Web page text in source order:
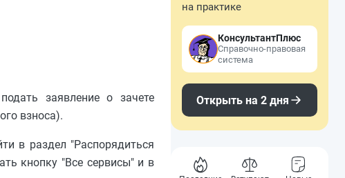
заявление о зачете
взноса).
в раздел "Распорядиться
кнопку "Все сервисы" и в
на практике
КонсультантПлюс
Справочно-правовая
система
Открыть на 2 дня